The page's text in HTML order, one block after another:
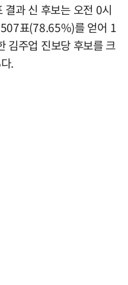
과 신 후보는 오전 0시
표(78.65%)를 얻어 1
주업 진보당 후보를 크
.